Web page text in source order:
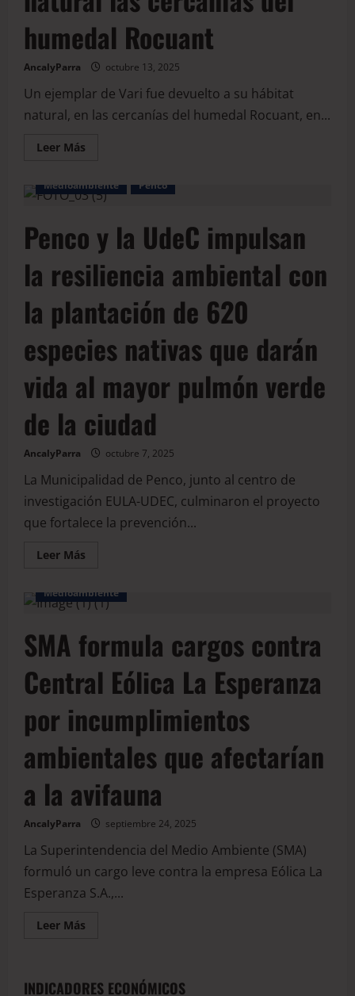
humedal Rocuant
AncalyParra octubre 13, 2025
Un ejemplar de Vari fue devuelto a su hábitat
natural, en las cercanías del humedal Rocuant, en...
Leer Más
Medioambiente Penco
Penco y la UdeC impulsan
la resiliencia ambiental con
la plantación de 620
especies nativas que darán
vida al mayor pulmón verde
de la ciudad
AncalyParra octubre 7, 2025
La Municipalidad de Penco, junto al centro de
investigación EULA-UDEC, culminaron el proyecto
que fortalece la prevención...
Leer Más
Medioambiente
SMA formula cargos contra
Central Eólica La Esperanza
por incumplimientos
ambientales que afectarían
a la avifauna
AncalyParra septiembre 24, 2025
La Superintendencia del Medio Ambiente (SMA)
formuló un cargo leve contra la empresa Eólica La
Esperanza S.A.,...
Leer Más
INDICADORES ECONÓMICOS